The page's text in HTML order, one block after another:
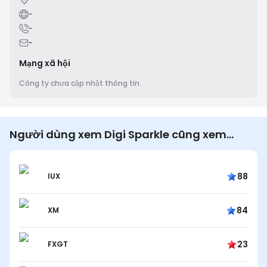
-
-
-
Mạng xã hội
Công ty chưa cập nhật thông tin.
Người dùng xem Digi Sparkle cũng xem…
IUX 88
XM 84
FXGT 23